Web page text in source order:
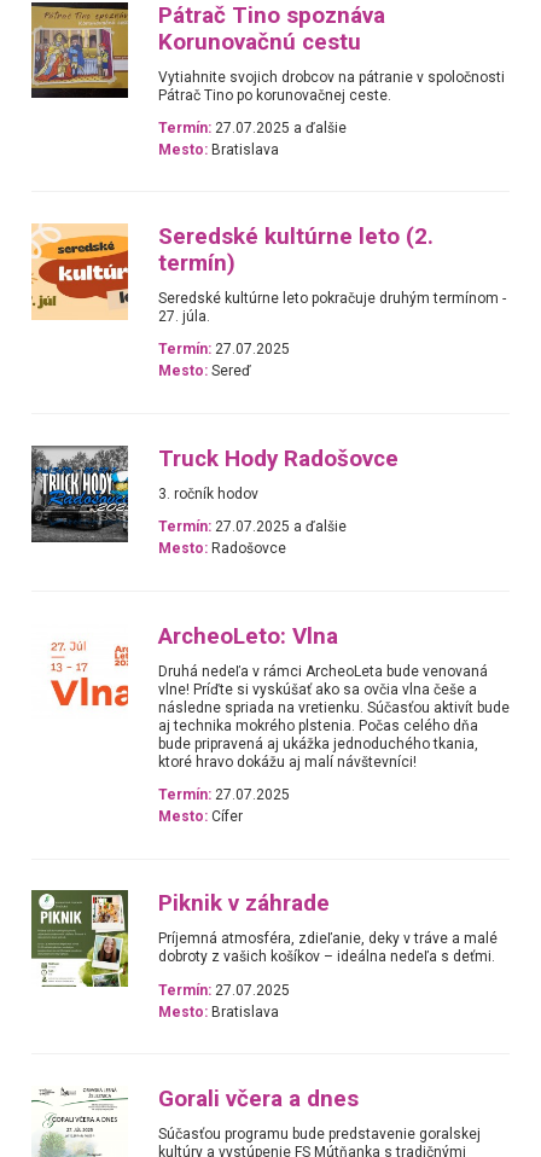
Pátrač Tino spoznáva
Korunovačnú cestu
Vytiahnite svojich drobcov na pátranie v spoločnosti
Pátrač Tino po korunovačnej ceste.
Termín: 27.07.2025 a ďalšie
Mesto: Bratislava
Seredské kultúrne leto (2.
termín)
Seredské kultúrne leto pokračuje druhým termínom -
27. júla.
Termín: 27.07.2025
Mesto: Sereď
Truck Hody Radošovce
3. ročník hodov
Termín: 27.07.2025 a ďalšie
Mesto: Radošovce
ArcheoLeto: Vlna
Druhá nedeľa v rámci ArcheoLeta bude venovaná
vlne! Príďte si vyskúšať ako sa ovčia vlna češe a
následne spriada na vretienku. Súčasťou aktivít bude
aj technika mokrého plstenia. Počas celého dňa
bude pripravená aj ukážka jednoduchého tkania,
ktoré hravo dokážu aj malí návštevníci!
Termín: 27.07.2025
Mesto: Cífer
Piknik v záhrade
Príjemná atmosféra, zdieľanie, deky v tráve a malé
dobroty z vašich košíkov – ideálna nedeľa s deťmi.
Termín: 27.07.2025
Mesto: Bratislava
Gorali včera a dnes
Súčasťou programu bude predstavenie goralskej
kultúry a vystúpenie FS Mútňanka s tradičnými